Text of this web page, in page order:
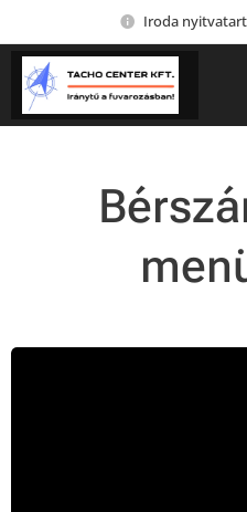
Iroda